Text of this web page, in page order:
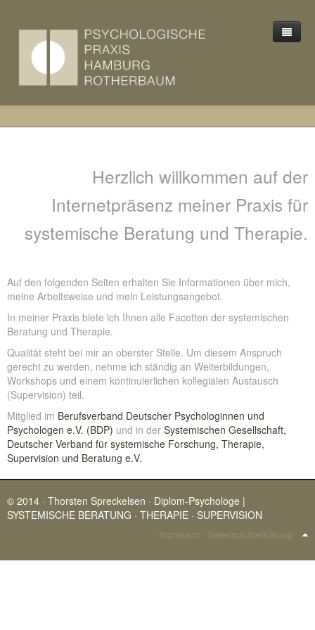
Herzlich willkommen auf der
Internetpräsenz meiner Praxis für
systemische Beratung und Therapie.
Auf den folgenden Seiten erhalten Sie Informationen über mich,
meine Arbeitsweise und mein Leistungsangebot.
In meiner Praxis biete ich Ihnen alle Facetten der systemischen
Beratung und Therapie.
Qualität steht bei mir an oberster Stelle. Um diesem Anspruch
gerecht zu werden, nehme ich ständig an Weiterbildungen,
Workshops und einem kontinuierlichen kollegialen Austausch
(Supervision) teil.
Mitglied im Berufsverband Deutscher Psychologinnen und
Psychologen e.V. (BDP) und in der Systemischen Gesellschaft,
Deutscher Verband für systemische Forschung, Therapie,
Supervision und Beratung e.V.
© 2014 · Thorsten Spreckelsen · Diplom-Psychologe |
SYSTEMISCHE BERATUNG · THERAPIE · SUPERVISION
Impressum Datenschutzerklärung
Mein Angebot
Einzelsupervision
Teamsupervision